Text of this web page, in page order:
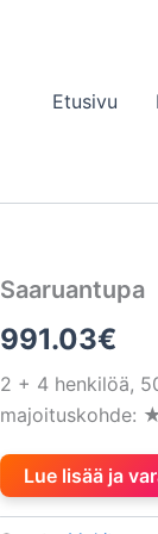
Etusivu
Saaruantupa
991.03€
2 + 4 henkilöä,
majoituskohde:
Lue lisää ja